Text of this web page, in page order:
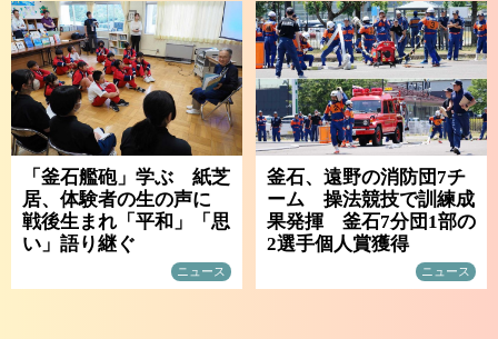
「釜石艦砲」学ぶ 紙芝
居、体験者の生の声に
戦後生まれ「平和」「思
い」語り継ぐ
ニュース
釜石、遠野の消防団7チ
ーム 操法競技で訓練成
果発揮 釜石7分団1部の
2選手個人賞獲得
ニュース